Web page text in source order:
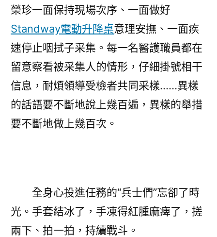
榮珍一面保持現場次序、一面做好
Standway電動升降桌意理安撫、一面疾
速停止咽拭子采集。每一名醫護職員都在
留意察看被采集人的情形，仔細掛號相干
信息，耐煩領導受檢者共同采樣……異樣
的話語要不斷地說上幾百遍，異樣的舉措
要不斷地做上幾百次。
全身心投進任務的“兵士們”忘卻了時
光。手套結冰了，手凍得紅腫麻痺了，搓
兩下、拍一拍，持續戰斗。